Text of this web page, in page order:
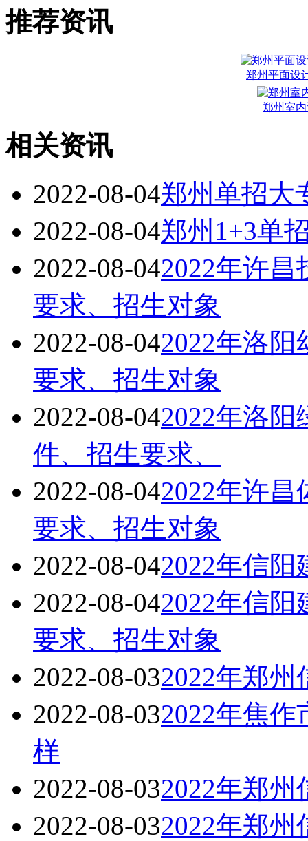
推荐资讯
郑州平面设
郑州室
相关资讯
2022-08-04郑州单招大
2022-08-04郑州1+3单
2022-08-042022年许
要求、招生对象
2022-08-042022年洛
要求、招生对象
2022-08-042022年洛
件、招生要求、
2022-08-042022年许
要求、招生对象
2022-08-042022年信
2022-08-042022年信
要求、招生对象
2022-08-032022年郑
2022-08-032022年焦
样
2022-08-032022年郑
2022-08-032022年郑